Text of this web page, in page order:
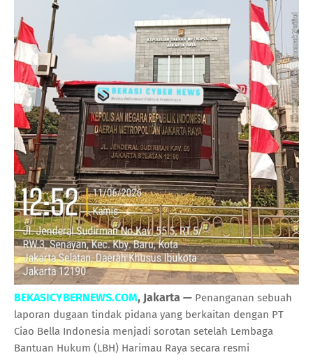
BEKASICYBERNEWS.COM, Jakarta — Penanganan sebuah
laporan dugaan tindak pidana yang berkaitan dengan PT
Ciao Bella Indonesia menjadi sorotan setelah Lembaga
Bantuan Hukum (LBH) Harimau Raya secara resmi